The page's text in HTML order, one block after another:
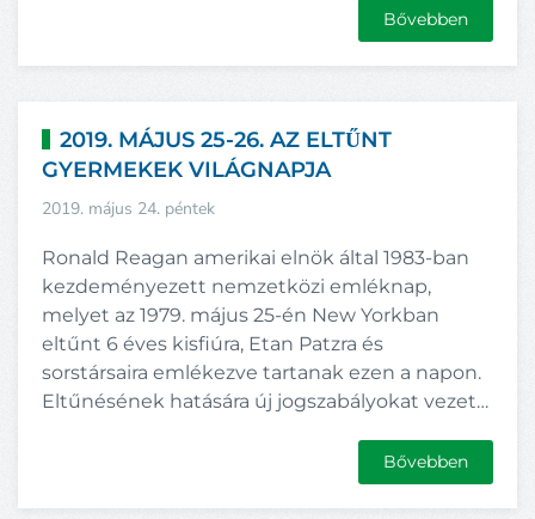
Bővebben
2019. MÁJUS 25-26. AZ ELTŰNT
GYERMEKEK VILÁGNAPJA
2019. május 24. péntek
Ronald Reagan amerikai elnök által 1983-ban
kezdeményezett nemzetközi emléknap,
melyet az 1979. május 25-én New Yorkban
eltűnt 6 éves kisfiúra, Etan Patzra és
sorstársaira emlékezve tartanak ezen a napon.
Eltűnésének hatására új jogszabályokat vezet…
Bővebben